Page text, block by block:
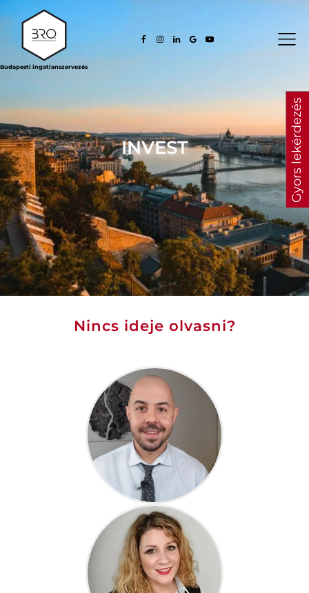
Budapesti ingatlanszervezés
INVEST
Nincs ideje olvasni?
Gyors lekérdezés